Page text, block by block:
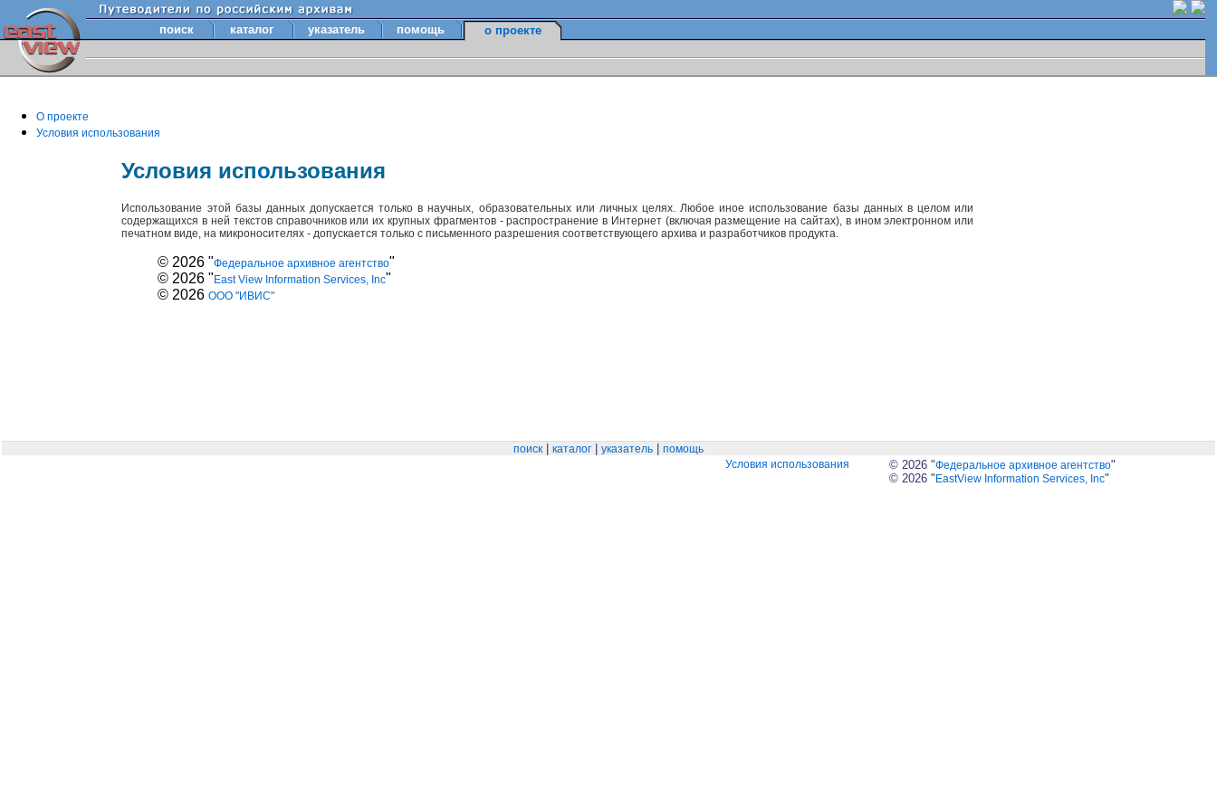
поиск каталог указатель помощь о проекте
О проекте
Условия использования
Условия использования
Использование этой базы данных допускается только в научных, образовательных или личных целях. Любое иное использование базы данных в целом или
содержащихся в ней текстов справочников или их крупных фрагментов - распространение в Интернет (включая размещение на сайтах), в ином электронном или
печатном виде, на микроносителях - допускается только с письменного разрешения соответствующего архива и разработчиков продукта.
© 2026 "Федеральное архивное агентство"
© 2026 " East View Information Services, Inc"
© 2026ООО "ИВИС"
поиск каталог указатель
помощь
Условия использования
© 2026 "Федеральное архивное агентство"
© 2026 " EastView Information Services, Inc"